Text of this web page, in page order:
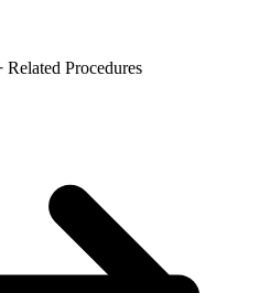
Related Procedures